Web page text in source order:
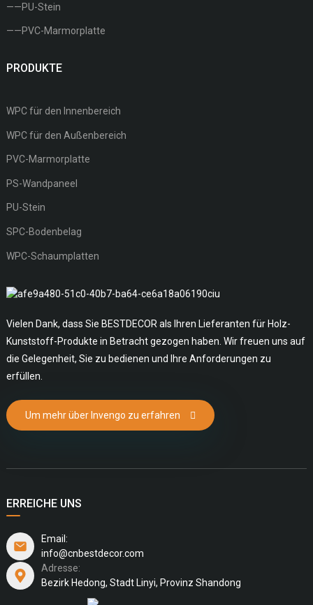
——PU-Stein
——PVC-Marmorplatte
PRODUKTE
WPC für den Innenbereich
WPC für den Außenbereich
PVC-Marmorplatte
PS-Wandpaneel
PU-Stein
SPC-Bodenbelag
WPC-Schaumplatten
Vielen Dank, dass Sie BESTDECOR als Ihren Lieferanten für Holz-
Kunststoff-Produkte in Betracht gezogen haben. Wir freuen uns auf
die Gelegenheit, Sie zu bedienen und Ihre Anforderungen zu
erfüllen.
Um mehr über Invengo zu erfahren
ERREICHE UNS
Email:
info@cnbestdecor.com
Adresse:
Bezirk Hedong, Stadt Linyi, Provinz Shandong